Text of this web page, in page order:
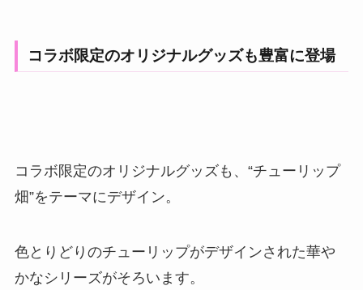
コラボ限定のオリジナルグッズも豊富に登場
コラボ限定のオリジナルグッズも、“チューリップ
畑”をテーマにデザイン。
色とりどりのチューリップがデザインされた華や
かなシリーズがそろいます。